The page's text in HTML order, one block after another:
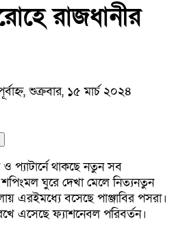
রাজধানীর
শুক্রবার, ১৫ মার্চ ২০২৪
প্যাটার্নে থাকছে নতুন সব
ঘুরে দেখা মেলে নিত্যনতুন
এরইমধ্যে বসেছে পাঞ্জাবির পসরা।
এসেছে ফ্যাশনেবল পরিবর্তন।